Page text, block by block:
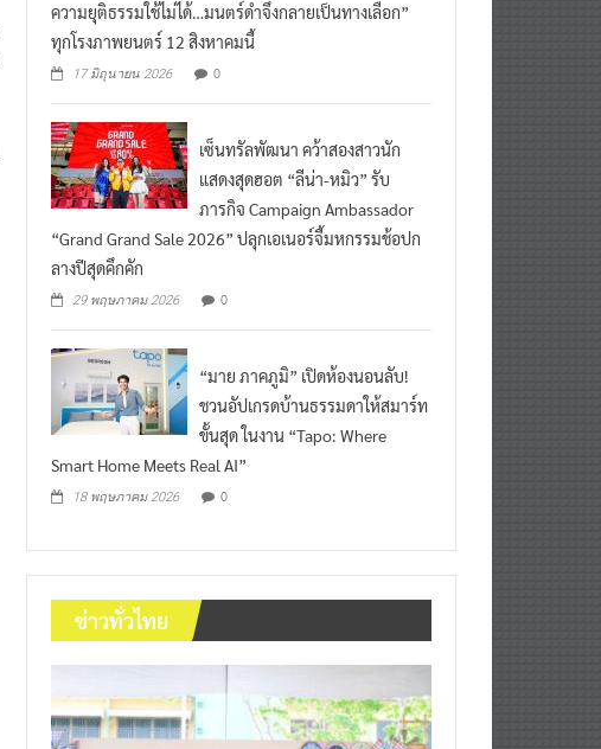
ความยุติธรรมใช้ไม่ได้…มนตร์ดำจึงกลายเป็นทางเลือก”
ทุกโรงภาพยนตร์ 12 สิงหาคมนี้
17 มิถุนายน 2026 0
เซ็นทรัลพัฒนา คว้าสองสาวนัก
แสดงสุดฮอต “ลีน่า-หมิว” รับ
ภารกิจ Campaign Ambassador
“Grand Grand Sale 2026” ปลุกเอเนอร์จี้มหกรรมช้อปก
ลางปีสุดคึกคัก
29 พฤษภาคม 2026 0
“มาย ภาคภูมิ” เปิดห้องนอนลับ!
ชวนอัปเกรดบ้านธรรมดาให้สมาร์ท
ขั้นสุด ในงาน “Tapo: Where
Smart Home Meets Real AI”
18 พฤษภาคม 2026 0
ข่าวทั่วไทย